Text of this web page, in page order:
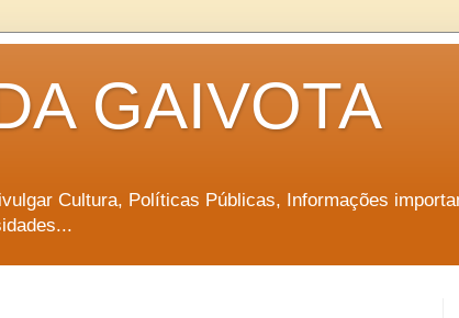
GAIVOTA
Cultura, Políticas Públicas, Informações